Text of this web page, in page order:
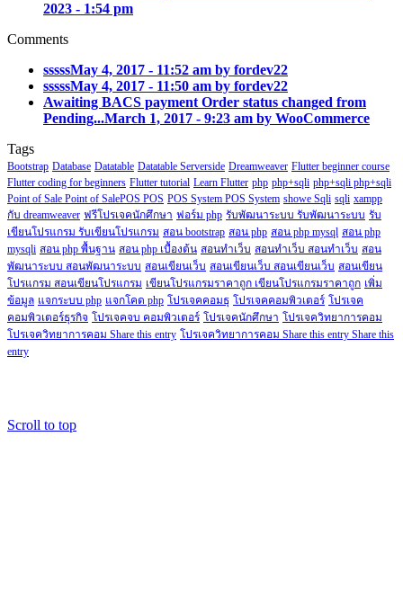
2023 - 1:54 pm
Comments
sssssMay 4, 2017 - 11:52 am by fordev22
sssssMay 4, 2017 - 11:50 am by fordev22
Awaiting BACS payment Order status changed from
Pending...March 1, 2017 - 9:23 am by WooCommerce
Tags
Bootstrap Database Datatable Datatable Serverside Dreamweaver Flutter beginner course
Flutter coding for beginners Flutter tutorial Learn Flutter php php+sqli php+sqli php+sqli
Point of Sale Point of SalePOS POS POS System POS System showe Sqli sqli xampp
กับ dreamweaver ฟรีโปรเจคนักศึกษา ฟอร์ม php รับพัฒนาระบบ รับพัฒนาระบบ รับ
เขียนโปรแกรม รับเขียนโปรแกรม สอน bootstrap สอน php สอน php mysql สอน php
mysqli สอน php พื้นฐาน สอน php เบื้องต้น สอนทำเว็บ สอนทำเว็บ สอนทำเว็บ สอน
พัฒนาระบบ สอนพัฒนาระบบ สอนเขียนเว็บ สอนเขียนเว็บ สอนเขียนเว็บ สอนเขียน
โปรแกรม สอนเขียนโปรแกรม เขียนโปรแกรมราคาถูก เขียนโปรแกรมราคาถูก เพิ่ม
ข้อมูล แจกระบบ php แจกโคด php โปรเจคคอมธุ โปรเจคคอมพิวเตอร์ โปรเจค
คอมพิวเตอร์ธุรกิจ โปรเจคจบ คอมพิวเตอร์ โปรเจคนักศึกษา โปรเจควิทยาการคอม
โปรเจควิทยาการคอม Share this entry โปรเจควิทยาการคอม Share this entry Share this
entry
Scroll to top